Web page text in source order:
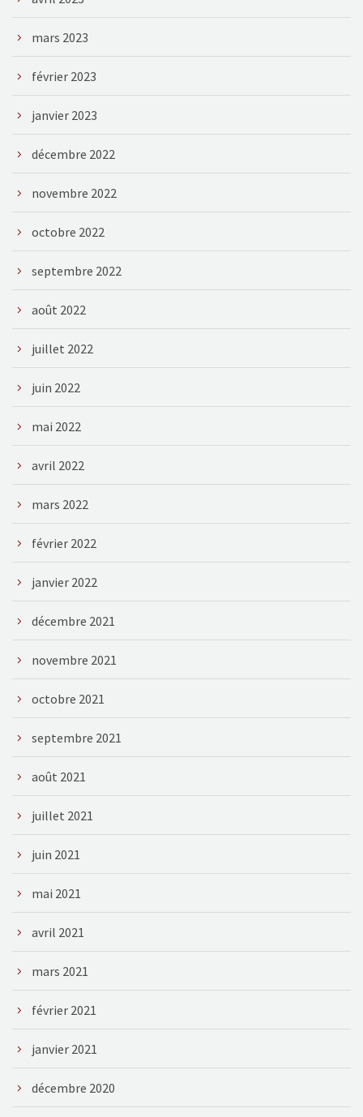
mars 2023
février 2023
janvier 2023
décembre 2022
novembre 2022
octobre 2022
septembre 2022
août 2022
juillet 2022
juin 2022
mai 2022
avril 2022
mars 2022
février 2022
janvier 2022
décembre 2021
novembre 2021
octobre 2021
septembre 2021
août 2021
juillet 2021
juin 2021
mai 2021
avril 2021
mars 2021
février 2021
janvier 2021
décembre 2020